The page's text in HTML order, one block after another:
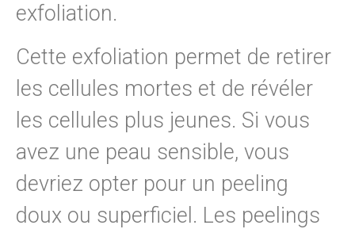
exfoliation.
Cette exfoliation permet de retirer
les cellules mortes et de révéler
les cellules plus jeunes. Si vous
avez une peau sensible, vous
devriez opter pour un peeling
doux ou superficiel. Les peelings